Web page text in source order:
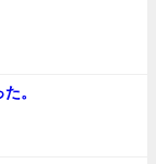
。